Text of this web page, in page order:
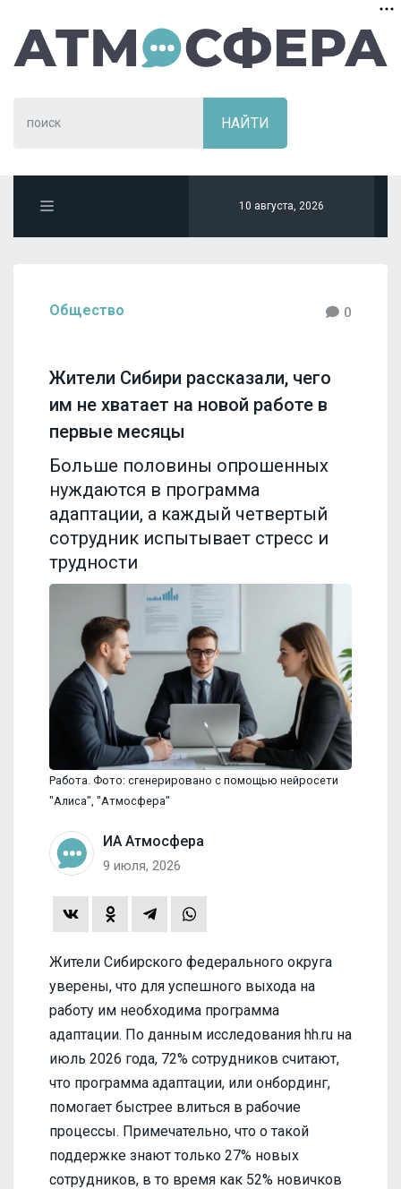
10 августа, 2026
Общество 0
Жители Сибири рассказали, чего
им не хватает на новой работе в
первые месяцы
Больше половины опрошенных
нуждаются в программа
адаптации, а каждый четвертый
сотрудник испытывает стресс и
трудности
Работа. Фото: сгенерировано с помощью нейросети
"Алиса", "Атмосфера"
ИА Атмосфера
9 июля, 2026
Жители Сибирского федерального округа
уверены, что для успешного выхода на
работу им необходима программа
адаптации. По данным исследования hh.ru на
июль 2026 года, 72% сотрудников считают,
что программа адаптации, или онбординг,
помогает быстрее влиться в рабочие
процессы. Примечательно, что о такой
поддержке знают только 27% новых
сотрудников, в то время как 52% новичков